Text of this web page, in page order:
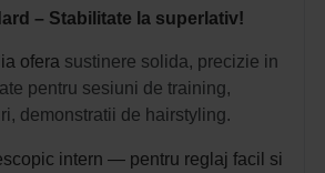
– Stabilitate la superlativ!
ofera sustinere solida, precizie in
pentru sesiuni de training,
demonstratii de hairstyling.
intern — pentru reglaj facil si